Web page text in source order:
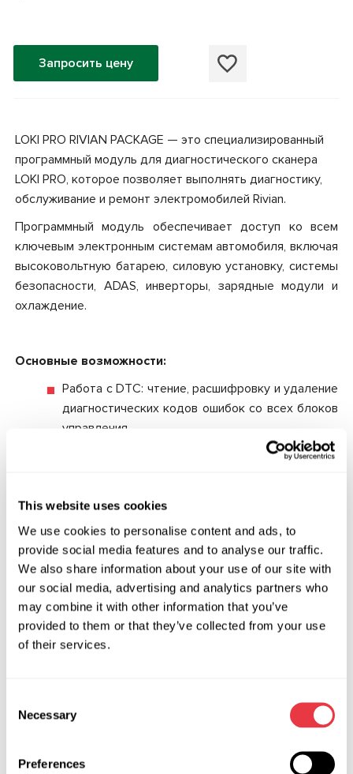
This website uses cookies
We use cookies to personalise content and ads, to
provide social media features and to analyse our traffic.
We also share information about your use of our site with
our social media, advertising and analytics partners who
may combine it with other information that you’ve
provided to them or that they’ve collected from your use
of their services.
Selection
Necessary
Preferences
Запросить цену
LOKI PRO RIVIAN PACKAGE — это специализированный
программный модуль для диагностического сканера
LOKI PRO, которое позволяет выполнять диагностику,
обслуживание и ремонт электромобилей Rivian.
Программный модуль обеспечивает доступ ко всем
ключевым электронным системам автомобиля, включая
высоковольтную батарею, силовую установку, системы
безопасности, ADAS, инверторы, зарядные модули и
охлаждение.
Основные возможности:
Работа с DTC: чтение, расшифровку и удаление
диагностических кодов ошибок со всех блоков
управления.
Системные задачи: проведение комплексных
Отвязка ECU: программное обеспечение
позволяет «отвязать» блок управления от
автомобиля перед разборкой, чтобы
использовать его на других машинах.
Чтение живых данных: получение важной
информации со всех систем для детального
анализа.
столкновений.
в сервисный режим для обслуживания и